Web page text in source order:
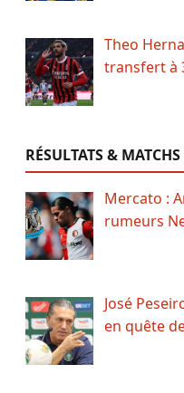
Theo
transfert à
RÉSULTATS &
Mercato :
rumeurs
José
en quête